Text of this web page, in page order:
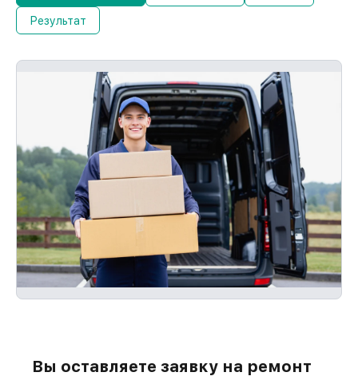
Результат
Вы оставляете заявку на ремонт